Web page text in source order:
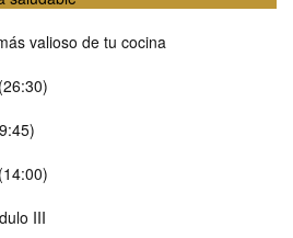
valioso de tu cocina
III